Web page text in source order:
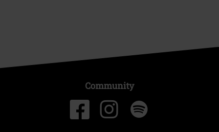
Community